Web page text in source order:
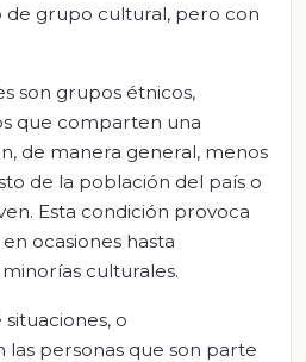
de grupo cultural, pero con
son grupos étnicos,
que comparten una
de manera general, menos
de la población del país o
Esta condición provoca
ocasiones hasta
culturales.
o
las personas que son parte